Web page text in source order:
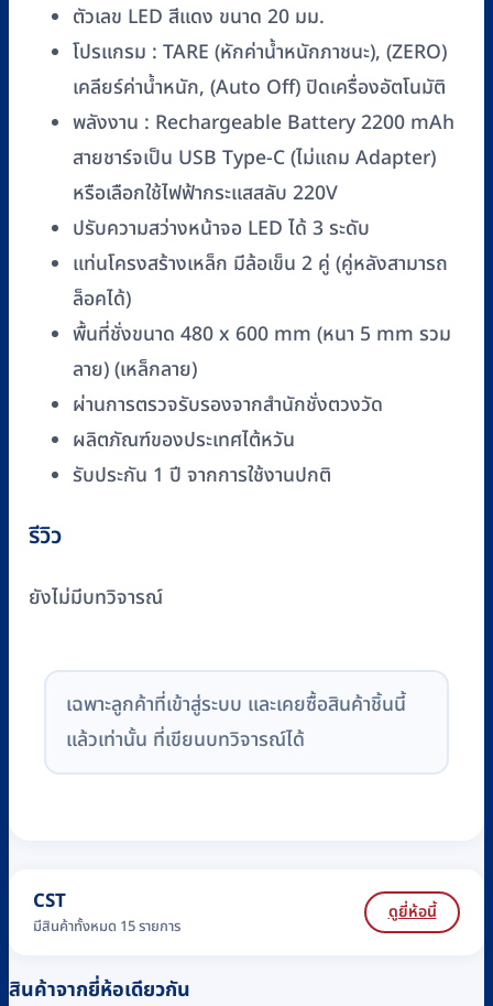
SP300-
CP4860
ล้อ
เคลื่อนที่)
ตัวเลข LED สีแดง ขนาด 20 มม.
โปรแกรม : TARE (หักค่าน้ำหนักภาชนะ), (ZERO)
เคลียร์ค่าน้ำหนัก, (Auto Off) ปิดเครื่องอัตโนมัติ
พลังงาน : Rechargeable Battery 2200 mAh
สายชาร์จเป็น USB Type-C (ไม่แถม Adapter)
หรือเลือกใช้ไฟฟ้ากระแสสลับ 220V
ปรับความสว่างหน้าจอ LED ได้ 3 ระดับ
แท่นโครงสร้างเหล็ก มีล้อเข็น 2 คู่ (คู่หลังสามารถ
ล็อคได้)
พื้นที่ชั่งขนาด 480 x 600 mm (หนา 5 mm รวม
ลาย) (เหล็กลาย)
ผ่านการตรวจรับรองจากสำนักชั่งตวงวัด
ผลิตภัณฑ์ของประเทศไต้หวัน
รับประกัน 1 ปี จากการใช้งานปกติ
รีวิว
ยังไม่มีบทวิจารณ์
เฉพาะลูกค้าที่เข้าสู่ระบบ และเคยซื้อสินค้าชิ้นนี้
แล้วเท่านั้น ที่เขียนบทวิจารณ์ได้
CST
มีสินค้าทั้งหมด 15 รายการ
ดูยี่ห้อนี้
สินค้าจากยี่ห้อเดียวกัน